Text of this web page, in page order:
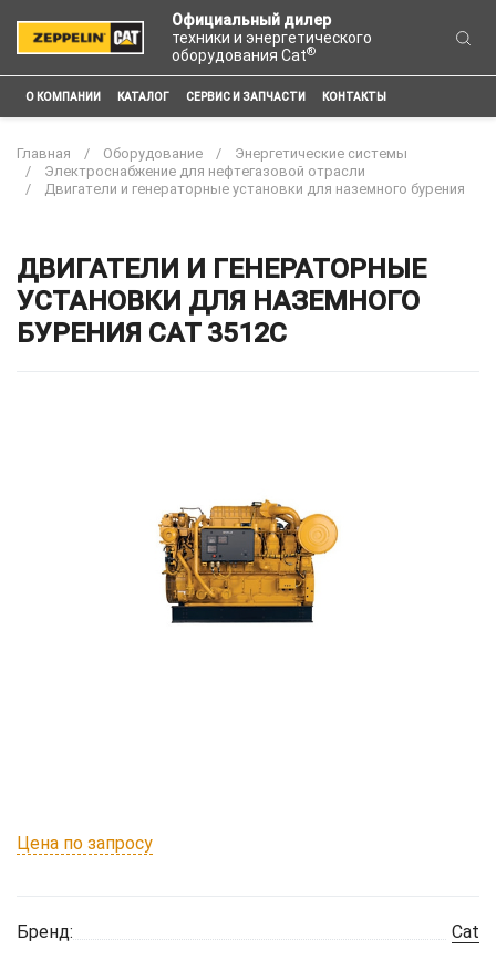
Официальный дилер
техники и энергетического
оборудования Cat®
О КОМПАНИИ КАТАЛОГ СЕРВИС И ЗАПЧАСТИ КОНТАКТЫ
Главная Оборудование
Энергетические системы
Электроснабжение для нефтегазовой отрасли
Двигатели и генераторные установки для наземного бурения
ДВИГАТЕЛИ И ГЕНЕРАТОРНЫЕ
УСТАНОВКИ ДЛЯ НАЗЕМНОГО
БУРЕНИЯ CAT 3512C
Цена по запросу
Бренд:
Cat